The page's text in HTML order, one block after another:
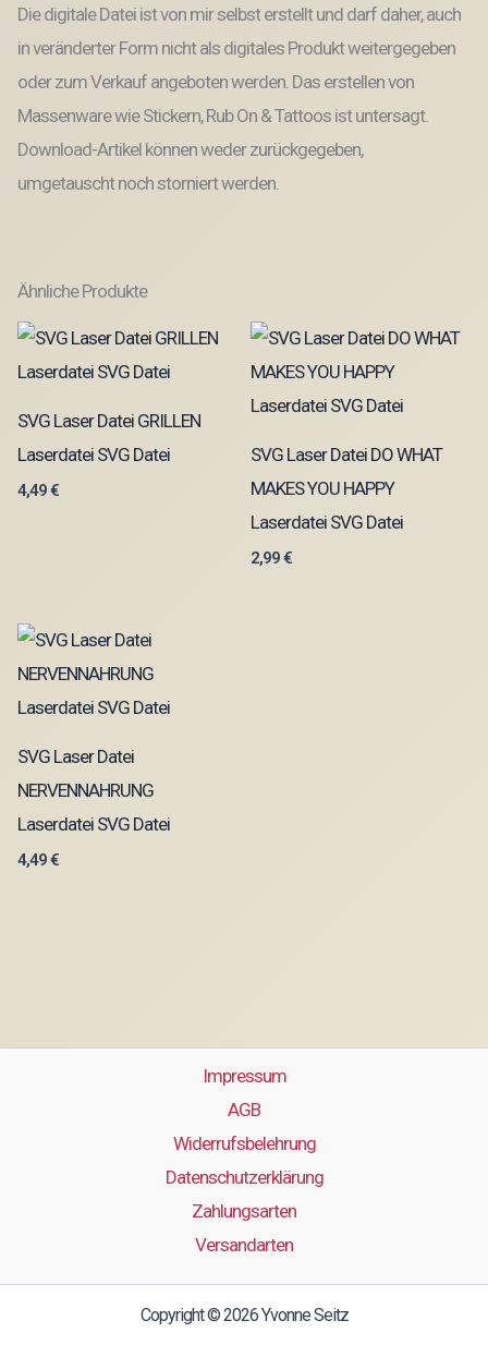
Die digitale Datei ist von mir selbst erstellt und darf daher, auch
in veränderter Form nicht als digitales Produkt weitergegeben
oder zum Verkauf angeboten werden. Das erstellen von
Massenware wie Stickern, Rub On & Tattoos ist untersagt.
Download-Artikel können weder zurückgegeben,
umgetauscht noch storniert werden.
Ähnliche Produkte
SVG Laser Datei GRILLEN
Laserdatei SVG Datei
4,49€
SVG Laser Datei DO WHAT
MAKES YOU HAPPY
Laserdatei SVG Datei
2,99€
SVG Laser Datei
NERVENNAHRUNG
Laserdatei SVG Datei
4,49€
Impressum
AGB
Widerrufsbelehrung
Datenschutzerklärung
Zahlungsarten
Versandarten
Copyright © 2026 Yvonne Seitz